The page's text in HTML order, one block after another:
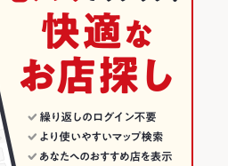
ター無料貸し出し。送迎バスをご希望の方
。
題は予約制となっています。
ンキング